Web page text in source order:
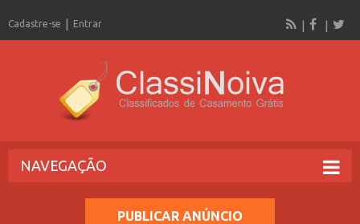
Cadastre-se Entrar
NAVEGAÇÃO
PUBLICAR ANÚNCIO